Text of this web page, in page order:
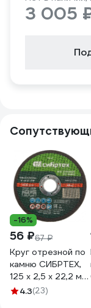
3 005
-16%
56 ₽67 ₽
Круг отрезной по
камню СИБРТЕХ,
125 х 2,5 х 22,2 мм,
84прC+16прB
4.3(23)